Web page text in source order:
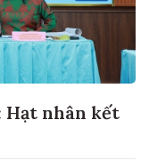
Hạt nhân kết